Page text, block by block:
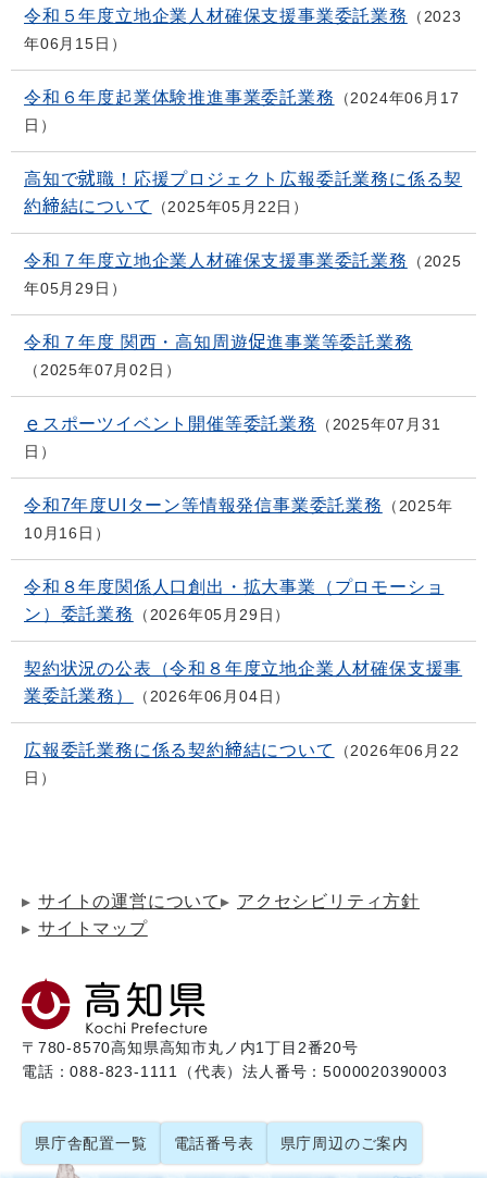
令和５年度立地企業人材確保支援事業委託業務
2023
年06月15日
令和６年度起業体験推進事業委託業務
2024年06月17
日
高知で就職！応援プロジェクト広報委託業務に係る契
約締結について
2025年05月22日
令和７年度立地企業人材確保支援事業委託業務
2025
年05月29日
令和７年度 関西・高知周遊促進事業等委託業務
2025年07月02日
ｅスポーツイベント開催等委託業務
2025年07月31
日
令和7年度UIターン等情報発信事業委託業務
2025年
10月16日
令和８年度関係人口創出・拡大事業（プロモーショ
ン）委託業務
2026年05月29日
契約状況の公表（令和８年度立地企業人材確保支援事
業委託業務）
2026年06月04日
広報委託業務に係る契約締結について
2026年06月22
日
サイトの運営について
アクセシビリティ方針
サイトマップ
〒780-8570高知県高知市丸ノ内1丁目2番20号
電話：088-823-1111（代表）法人番号：5000020390003
県庁舎配置一覧 電話番号表 県庁周辺のご案内